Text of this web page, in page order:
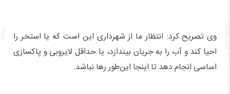
وی تصریح کرد: انتظار ما از شهرداری این است که یا استخر را
احیا کند و آب را به جریان بیندازد، یا حداقل لایروبی و پاکسازی
اساسی انجام دهد تا اینجا این‌طور رها نباشد.